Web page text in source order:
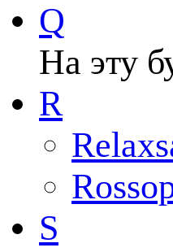
Q
На эту
R
S